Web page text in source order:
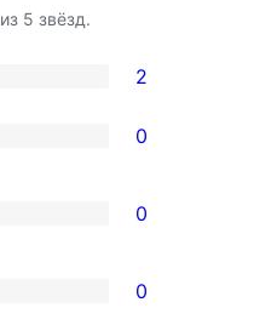
из 5 звёзд.
2
0
0
0